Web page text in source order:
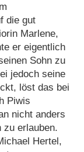
die gut
Marlene,
er eigentlich
Sohn zu
jedoch seine
löst das bei
Piwis
nicht anders
zu erlauben.
Hertel,